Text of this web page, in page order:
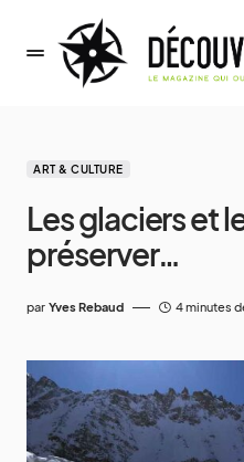
ART & CULTURE
Les glaciers et
préserver…
par Yves Rebaud 4 minutes